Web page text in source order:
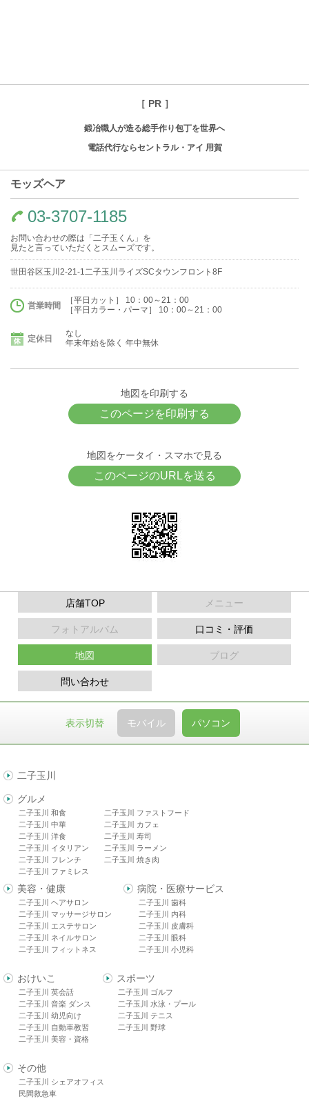
［ PR ］
鍛冶職人が造る総手作り包丁を世界へ
電話代行ならセントラル・アイ 用賀
モッズヘア
03-3707-1185
お問い合わせの際は「二子玉くん」を
見たと言っていただくとスムーズです。
世田谷区玉川2-21-1二子玉川ライズSCタウンフロント8F
営業時間
［平日カット］ 10：00～21：00
［平日カラー・パーマ］ 10：00～21：00
定休日
なし
年末年始を除く 年中無休
地図を印刷する
このページを印刷する
地図をケータイ・スマホで見る
このページのURLを送る
店舗TOP メニュー
フォトアルバム 口コミ・評価
地図 ブログ
問い合わせ
表示切替 モバイル パソコン
二子玉川
グルメ
二子玉川 和食
二子玉川 中華
二子玉川 洋食
二子玉川 イタリアン
二子玉川 フレンチ
二子玉川 ファミレス
二子玉川 ファストフード
二子玉川 カフェ
二子玉川 寿司
二子玉川 ラーメン
二子玉川 焼き肉
美容・健康
二子玉川 ヘアサロン
二子玉川 マッサージサロン
二子玉川 エステサロン
二子玉川 ネイルサロン
二子玉川 フィットネス
病院・医療サービス
二子玉川 歯科
二子玉川 内科
二子玉川 皮膚科
二子玉川 眼科
二子玉川 小児科
おけいこ
二子玉川 英会話
二子玉川 音楽 ダンス
二子玉川 幼児向け
二子玉川 自動車教習
二子玉川 美容・資格
スポーツ
二子玉川 ゴルフ
二子玉川 水泳・プール
二子玉川 テニス
二子玉川 野球
その他
二子玉川 シェアオフィス
民間救急車